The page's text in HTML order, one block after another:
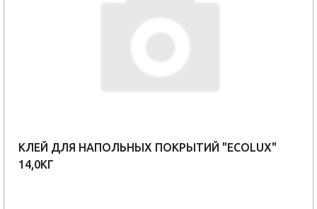
КЛЕЙ ДЛЯ НАПОЛЬНЫХ ПОКРЫТИЙ "ECOLUX"
14,0КГ